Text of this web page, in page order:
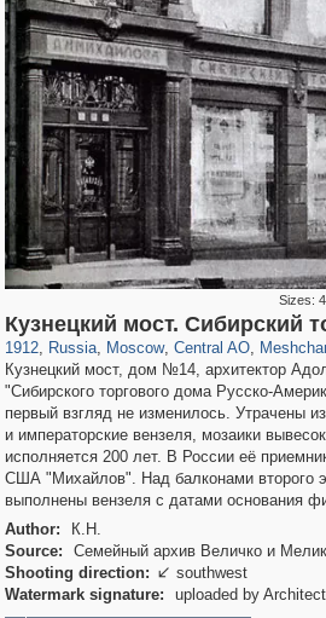
Sizes:
Кузнецкий мост. Сибирский
1912, Russia
1,407,685 29,262
, Moscow
319,964 8,295
, Central AO
160,051 5,920
,
10,193
Кузнецкий мост, дом №14, архитектор
"Сибирского торгового дома Русско-
первый взгляд не изменилось. Утрачены
и императорские вензеля, мозаики
исполняется 200 лет. В России её
США "Михайлов". Над балконами второго
выполнены вензеля с датами основания
Author:
К.Н.
Source:
Семейный архив Величко и
Shooting direction:  southwest
Watermark signature:
uploaded by